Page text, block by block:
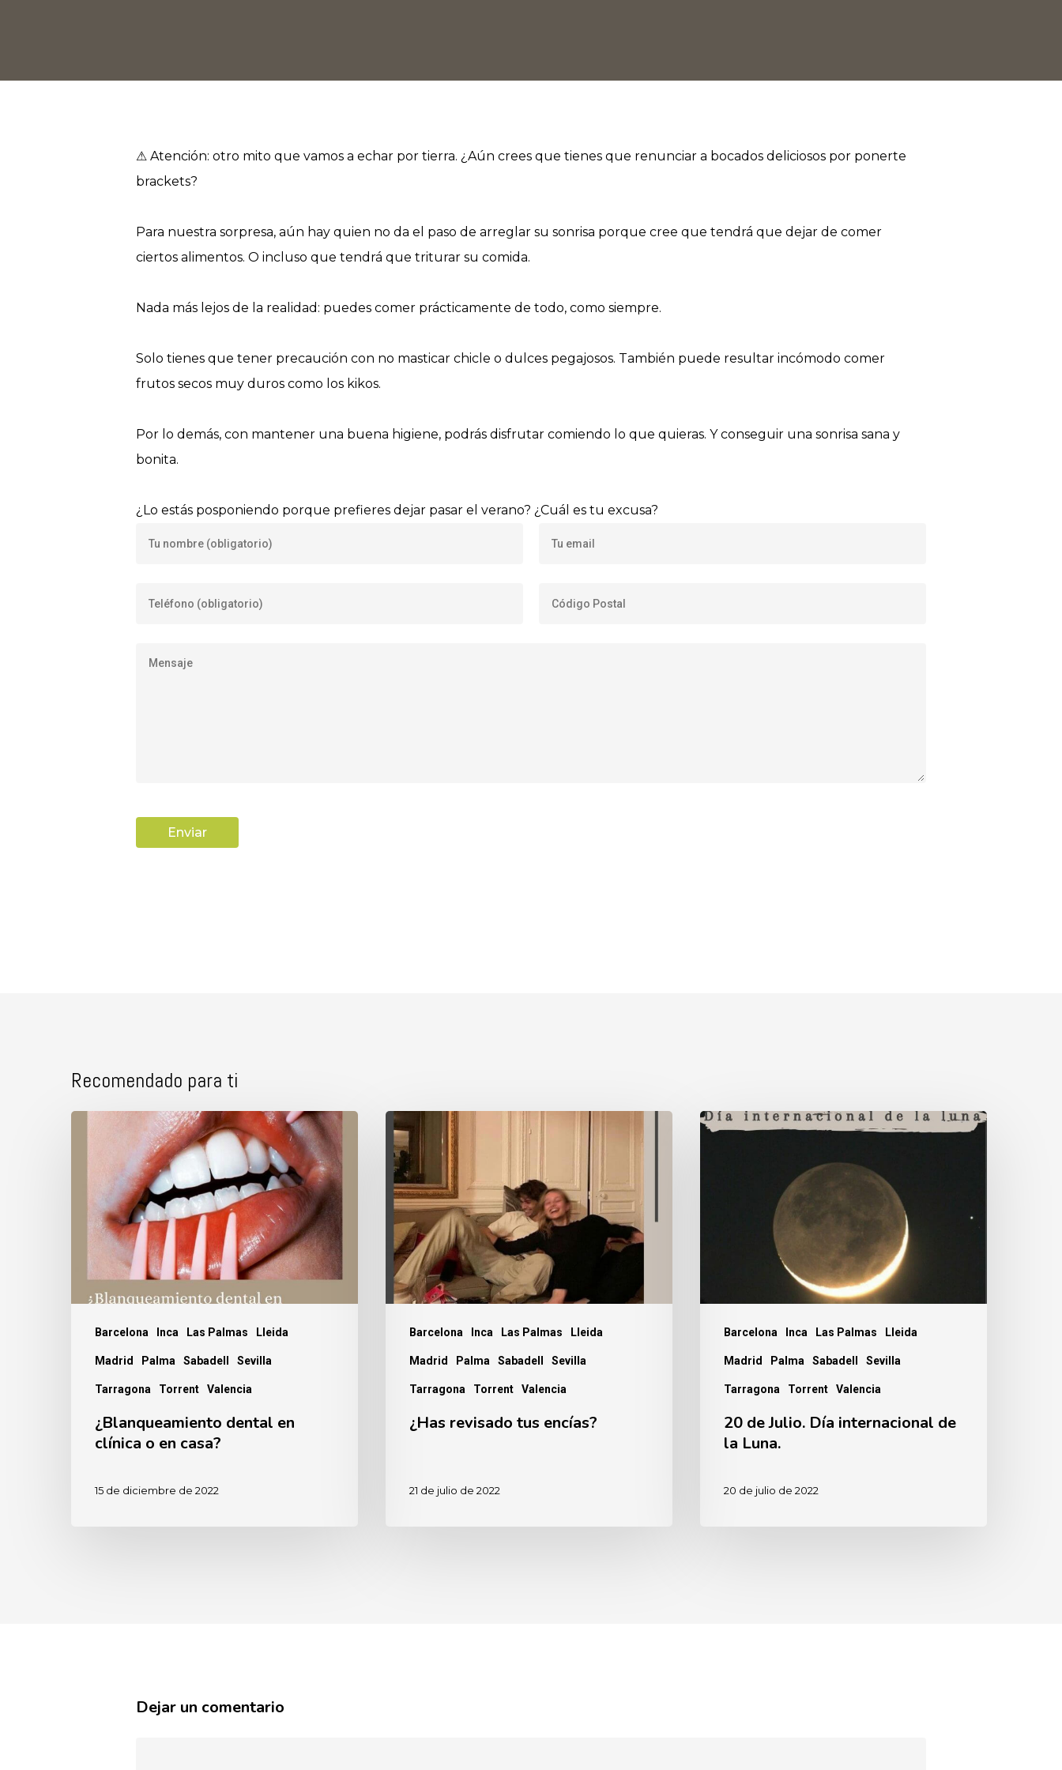
⚠ Atención: otro mito que vamos a echar por tierra. ¿Aún crees que tienes que renunciar a bocados deliciosos por ponerte
brackets?
Para nuestra sorpresa, aún hay quien no da el paso de arreglar su sonrisa porque cree que tendrá que dejar de comer
ciertos alimentos. O incluso que tendrá que triturar su comida.
Nada más lejos de la realidad: puedes comer prácticamente de todo, como siempre.
Solo tienes que tener precaución con no masticar chicle o dulces pegajosos. También puede resultar incómodo comer
frutos secos muy duros como los kikos.
Por lo demás, con mantener una buena higiene, podrás disfrutar comiendo lo que quieras. Y conseguir una sonrisa sana y
bonita.
¿Lo estás posponiendo porque prefieres dejar pasar el verano? ¿Cuál es tu excusa?
Recomendado para ti
Barcelona Inca Las Palmas Lleida
Madrid Palma Sabadell Sevilla
Tarragona Torrent Valencia
¿Blanqueamiento
clínica
casa?
¿Blanqueamiento dental en
clínica o en casa?
15 de diciembre de 2022
Barcelona Inca Las Palmas Lleida
Madrid Palma Sabadell Sevilla
Tarragona Torrent Valencia
¿Has
revisado
tus
encías?
¿Has revisado tus encías?
21 de julio de 2022
Barcelona Inca Las Palmas Lleida
Madrid Palma Sabadell Sevilla
Tarragona Torrent Valencia
20
internacional
20 de Julio. Día internacional de
la Luna.
20 de julio de 2022
Dejar un comentario